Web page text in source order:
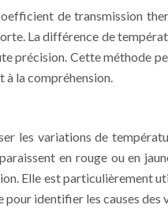
de transmission
La différence de
précision. Cette méthode
la compréhension.
les variations de
en rouge ou en
Elle est particulièrement
pour identifier les causes